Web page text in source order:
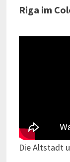
Riga im
Die Altstadt